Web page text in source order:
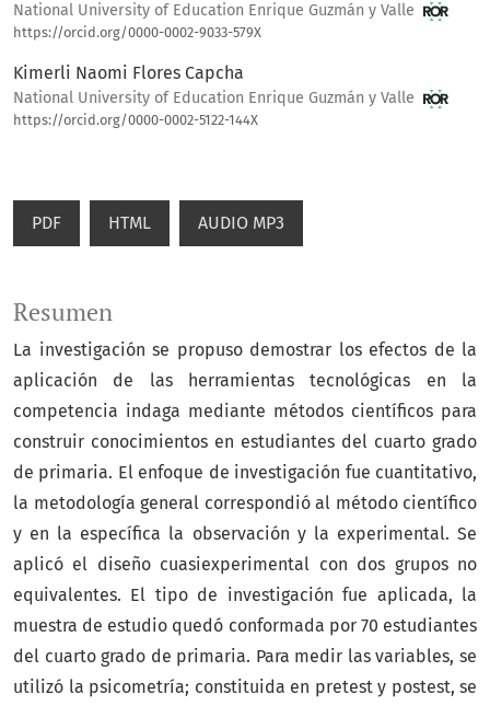
National University of Education Enrique Guzmán y Valle
https://orcid.org/0000-0002-9033-579X
Kimerli Naomi Flores Capcha
National University of Education Enrique Guzmán y Valle
https://orcid.org/0000-0002-5122-144X
PDF HTML AUDIO MP3
Resumen
La investigación se propuso demostrar los efectos de la
aplicación de las herramientas tecnológicas en la
competencia indaga mediante métodos científicos para
construir conocimientos en estudiantes del cuarto grado
de primaria. El enfoque de investigación fue cuantitativo,
la metodología general correspondió al método científico
y en la específica la observación y la experimental. Se
aplicó el diseño cuasiexperimental con dos grupos no
equivalentes. El tipo de investigación fue aplicada, la
muestra de estudio quedó conformada por 70 estudiantes
del cuarto grado de primaria. Para medir las variables, se
utilizó la psicometría; constituida en pretest y postest, se